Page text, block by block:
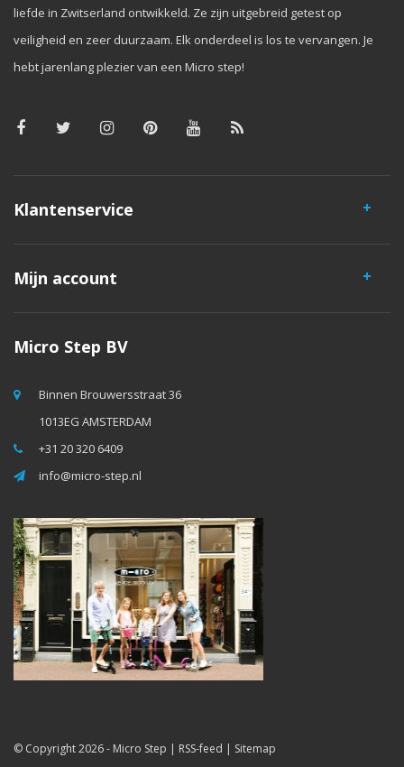
liefde in Zwitserland ontwikkeld. Ze zijn uitgebreid getest op
veiligheid en zeer duurzaam. Elk onderdeel is los te vervangen. Je
hebt jarenlang plezier van een Micro step!
Klantenservice
Mijn account
Micro Step BV
Binnen Brouwersstraat 36
1013EG AMSTERDAM
+31 20 320 6409
info@micro-step.nl
© Copyright 2026 - Micro Step | RSS-feed | Sitemap